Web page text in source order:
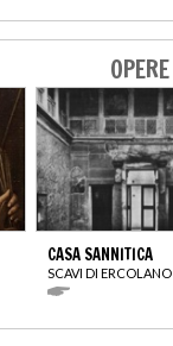
OPERE
CASA SANNITICA
SCAVI DI ERCOLANO